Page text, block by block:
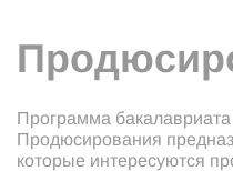
Программа бакалавриата
Продюсирования
которые интересуются